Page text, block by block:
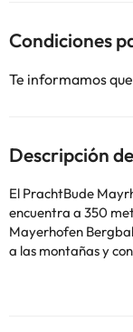
Condiciones
Te informamos
Descripción
El PrachtBude
encuentra a 350
Mayerhofen
a las montañas y conexión
de 1 dormitorio,
equipada, así